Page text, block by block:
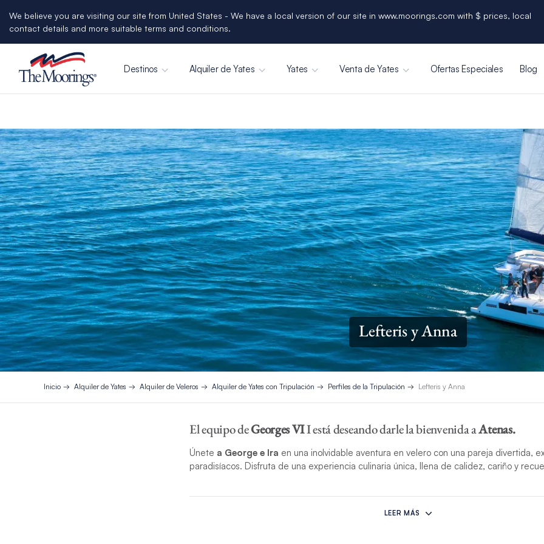
We believe you are visiting our site from United States - We have a local version of our site in www.moorings.com with $ prices, local
contact details and more suitable terms and conditions.
Destinos Alquiler de Yates Yates Venta de Yates Ofertas Especiales Blog
Lefteris y Anna
Inicio Alquiler de Yates Alquiler de Veleros Alquiler de Yates con Tripulación Perfiles de la Tripulación Lefteris y Anna
El equipo deGeorges VII está deseando darle la bienvenida aAtenas.
Únete a George e Ira en una inolvidable aventura en velero con una pareja divertida,
paradisíacos. Disfruta de una experiencia culinaria única, llena de calidez, cariño y
El capitánGeorge Alevizoses un patrón apasionado y experimentado, con
Yachtmaster Offshore. Actualmente trabaja con The Moorings, donde combina aventura
LEER MÁS